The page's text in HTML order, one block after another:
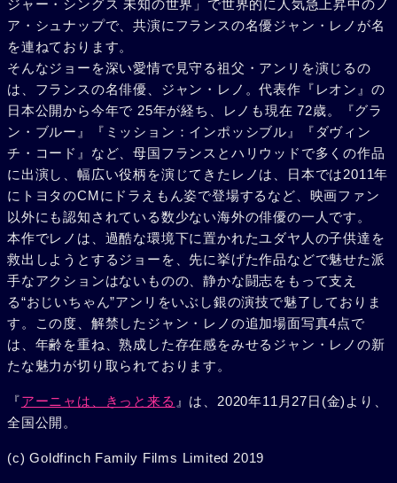
ジャー・シングス 未知の世界」で世界的に人気急上昇中のノ
ア・シュナップで、共演にフランスの名優ジャン・レノが名
を連ねております。
そんなジョーを深い愛情で見守る祖父・アンリを演じるの
は、フランスの名俳優、ジャン・レノ。代表作『レオン』の
日本公開から今年で 25年が経ち、レノも現在 72歳。『グラ
ン・ブルー』『ミッション：インポッシブル』『ダヴィン
チ・コード』など、母国フランスとハリウッドで多くの作品
に出演し、幅広い役柄を演じてきたレノは、日本では2011年
にトヨタのCMにドラえもん姿で登場するなど、映画ファン
以外にも認知されている数少ない海外の俳優の一人です。
本作でレノは、過酷な環境下に置かれたユダヤ人の子供達を
救出しようとするジョーを、先に挙げた作品などで魅せた派
手なアクションはないものの、静かな闘志をもって支え
る“おじいちゃん”アンリをいぶし銀の演技で魅了しておりま
す。この度、解禁したジャン・レノの追加場面写真4点で
は、年齢を重ね、熟成した存在感をみせるジャン・レノの新
たな魅力が切り取られております。
『アーニャは、きっと来る 』は、2020年11月27日(金)より、
全国公開。
(c) Goldfinch Family Films Limited 2019